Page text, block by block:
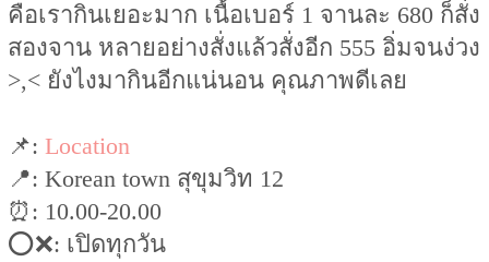
คือเรากินเยอะมาก เนื้อเบอร์ 1 จานละ 680 ก็สั่ง
สองจาน หลายอย่างสั่งแล้วสั่งอีก 555 อิ่มจนง่วง
>,< ยังไงมากินอีกแน่นอน คุณภาพดีเลย
📌:Location
📍: Korean town สุขุมวิท 12
⏰: 10.00-20.00
⭕️❌: เปิดทุกวัน